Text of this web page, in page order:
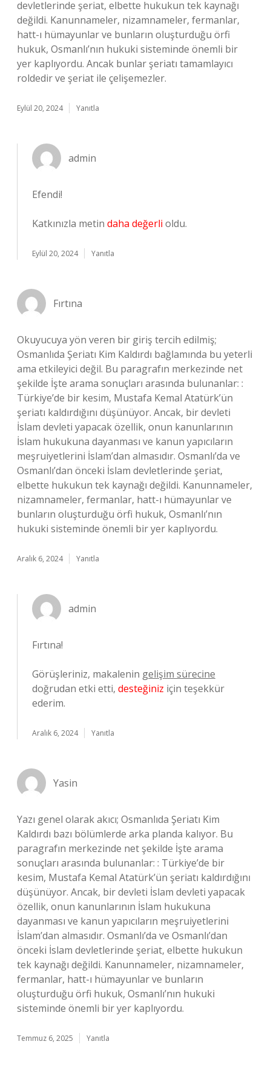
devletlerinde şeriat, elbette hukukun tek kaynağı
değildi. Kanunnameler, nizamnameler, fermanlar,
hatt-ı hümayunlar ve bunların oluşturduğu örfi
hukuk, Osmanlı’nın hukuki sisteminde önemli bir
yer kaplıyordu. Ancak bunlar şeriatı tamamlayıcı
roldedir ve şeriat ile çelişemezler.
Eylül 20, 2024 Yanıtla
admin
Efendi!
Katkınızla metin daha değerli oldu.
Eylül 20, 2024 Yanıtla
Fırtına
Okuyucuya yön veren bir giriş tercih edilmiş;
Osmanlıda Şeriatı Kim Kaldırdı bağlamında bu yeterli
ama etkileyici değil. Bu paragrafın merkezinde net
şekilde İşte arama sonuçları arasında bulunanlar: :
Türkiye’de bir kesim, Mustafa Kemal Atatürk’ün
şeriatı kaldırdığını düşünüyor. Ancak, bir devleti
İslam devleti yapacak özellik, onun kanunlarının
İslam hukukuna dayanması ve kanun yapıcıların
meşruiyetlerini İslam’dan almasıdır. Osmanlı’da ve
Osmanlı’dan önceki İslam devletlerinde şeriat,
elbette hukukun tek kaynağı değildi. Kanunnameler,
nizamnameler, fermanlar, hatt-ı hümayunlar ve
bunların oluşturduğu örfi hukuk, Osmanlı’nın
hukuki sisteminde önemli bir yer kaplıyordu.
Aralık 6, 2024 Yanıtla
admin
Fırtına!
Görüşleriniz, makalenin gelişim sürecine
doğrudan etki etti, desteğiniz için teşekkür
ederim.
Aralık 6, 2024 Yanıtla
Yasin
Yazı genel olarak akıcı; Osmanlıda Şeriatı Kim
Kaldırdı bazı bölümlerde arka planda kalıyor. Bu
paragrafın merkezinde net şekilde İşte arama
sonuçları arasında bulunanlar: : Türkiye’de bir
kesim, Mustafa Kemal Atatürk’ün şeriatı kaldırdığını
düşünüyor. Ancak, bir devleti İslam devleti yapacak
özellik, onun kanunlarının İslam hukukuna
dayanması ve kanun yapıcıların meşruiyetlerini
İslam’dan almasıdır. Osmanlı’da ve Osmanlı’dan
önceki İslam devletlerinde şeriat, elbette hukukun
tek kaynağı değildi. Kanunnameler, nizamnameler,
fermanlar, hatt-ı hümayunlar ve bunların
oluşturduğu örfi hukuk, Osmanlı’nın hukuki
sisteminde önemli bir yer kaplıyordu.
Temmuz 6, 2025 Yanıtla